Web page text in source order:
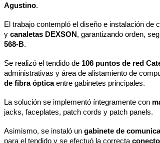
Agustino.
El trabajo contempló el diseño e instalación de
ycanaletas DEXSON , garantizando orden,
568-B.
Se realizó el tendido de 106 puntos de red
administrativas y área de alistamiento de
de fibra ópticaentre gabinetes principales.
La solución se implementó íntegramente con
jacks, faceplates, patch cords y patch panels.
Asimismo, se instaló ungabinete de
para el tendido y se efectuó la correcta